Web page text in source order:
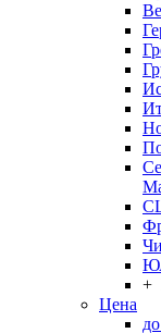
+
Цена